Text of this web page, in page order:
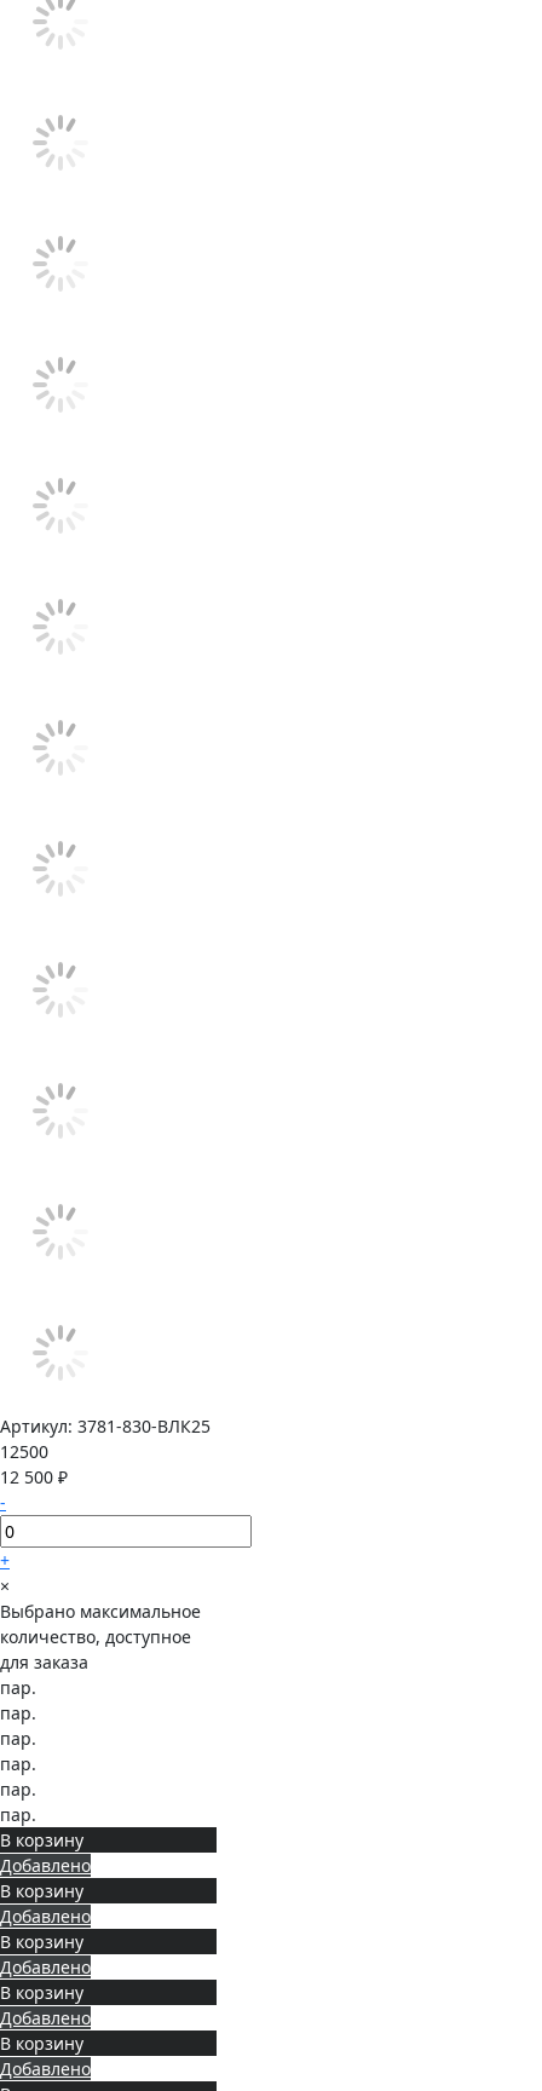
Артикул: 3781-830-ВЛК25
12500
12 500 ₽
-
+
×
Выбрано максимальное
количество, доступное
для заказа
пар.
пар.
пар.
пар.
пар.
пар.
В корзину
Добавлено
В корзину
Добавлено
В корзину
Добавлено
В корзину
Добавлено
В корзину
Добавлено